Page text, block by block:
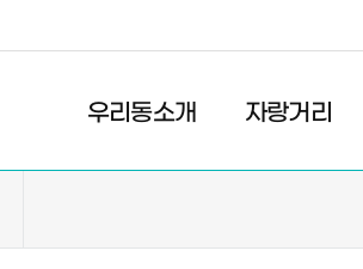
우리동소개 자랑거리